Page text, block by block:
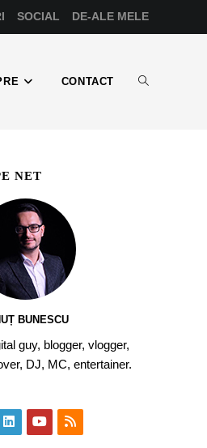
SOCIAL DE-ALE MELE
CONTACT
NET
BUNESCU
guy, blogger, vlogger,
DJ, MC, entertainer.